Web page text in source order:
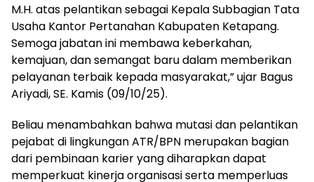
M.H. atas pelantikan sebagai Kepala Subbagian Tata
Usaha Kantor Pertanahan Kabupaten Ketapang.
Semoga jabatan ini membawa keberkahan,
kemajuan, dan semangat baru dalam memberikan
pelayanan terbaik kepada masyarakat,” ujar Bagus
Ariyadi, SE. Kamis (09/10/25).
Beliau menambahkan bahwa mutasi dan pelantikan
pejabat di lingkungan ATR/BPN merupakan bagian
dari pembinaan karier yang diharapkan dapat
memperkuat kinerja organisasi serta memperluas